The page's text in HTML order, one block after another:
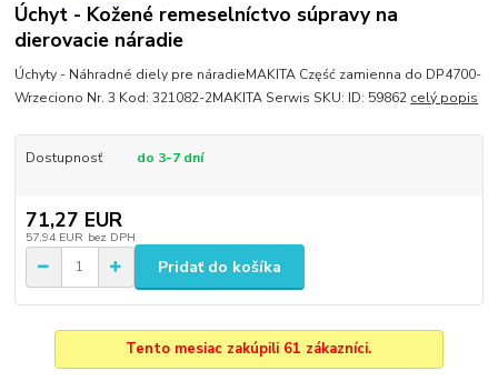
Úchyt - Kožené remeselníctvo súpravy na
dierovacie náradie
Úchyty - Náhradné diely pre náradieMAKITA Część zamienna do DP4700-
Wrzeciono Nr. 3 Kod: 321082-2MAKITA Serwis SKU: ID: 59862 celý popis
Dostupnosť do 3-7 dní
71,27 EUR
57,94 EUR bez DPH
Pridať do košíka
Tento mesiac zakúpili 61 zákazníci.